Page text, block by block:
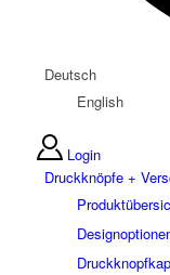
Deutsch
English
Login
Druckknöpfe +